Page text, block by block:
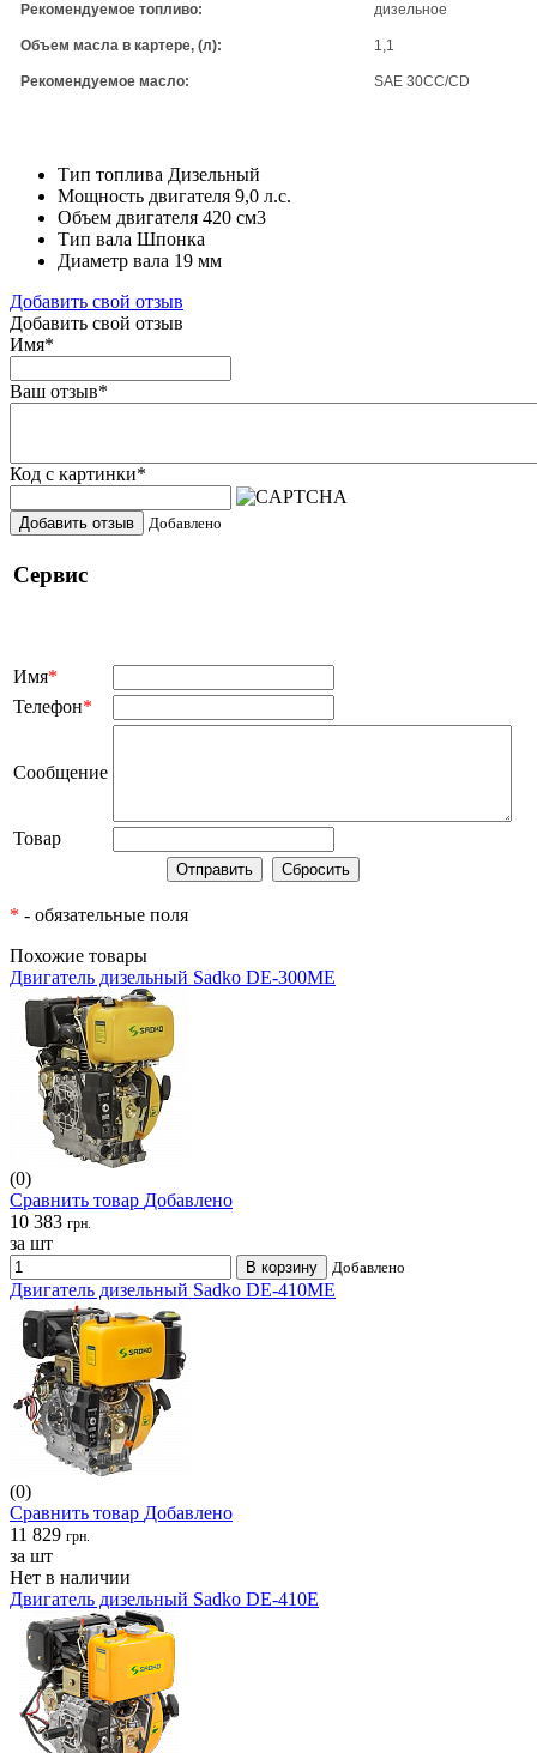
Рекомендуемое топливо: дизельное
Объем масла в картере, (л): 1,1
Рекомендуемое масло: SAE 30CC/CD
Тип топлива Дизельный
Мощность двигателя 9,0 л.с.
Объем двигателя 420 см3
Тип вала Шпонка
Диаметр вала 19 мм
Добавить свой отзыв
Добавить свой отзыв
Имя*
Ваш отзыв*
Код с картинки*
Добавить отзыв Добавлено
Сервис
Имя*
Телефон*
Сообщение
Товар
* - обязательные поля
Похожие товары
Двигатель дизельный Sadko DE-300ME
(0)
Сравнить товар Добавлено
10 383 грн.
за шт
В корзину Добавлено
Двигатель дизельный Sadko DE-410ME
(0)
Сравнить товар Добавлено
11 829 грн.
за шт
Нет в наличии
Двигатель дизельный Sadko DE-410Е